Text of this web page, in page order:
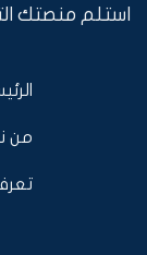
استلم منصتك
من